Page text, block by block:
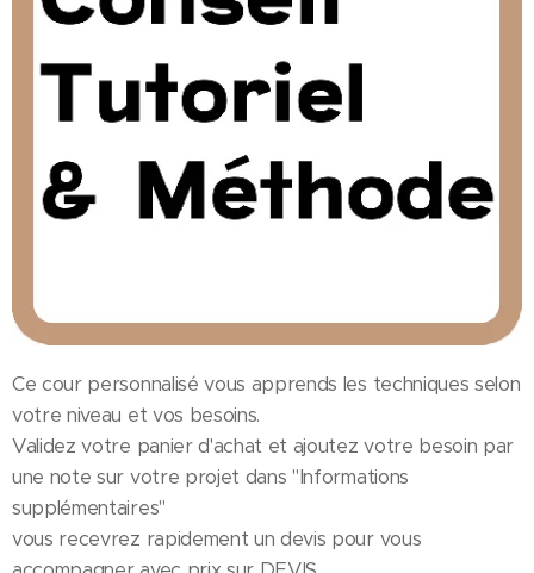
Ce cour personnalisé vous apprends les techniques selon
votre niveau et vos besoins.
Validez votre panier d'achat et ajoutez votre besoin par
une note sur votre projet dans "Informations
supplémentaires"
vous recevrez rapidement un devis pour vous